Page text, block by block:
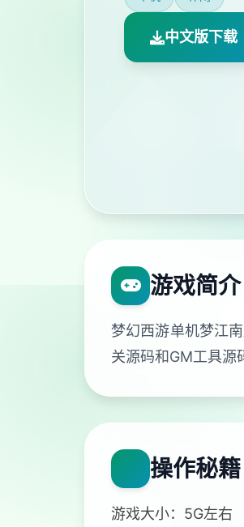
中文版下载
游戏简介
梦幻西游单机梦江
关源码和GM工具源
操作秘籍
游戏大小：5G左右